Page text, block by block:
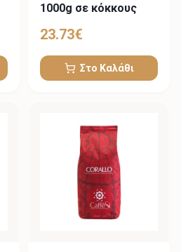
1000g σε κόκκους
23.73€
Στο Καλάθι